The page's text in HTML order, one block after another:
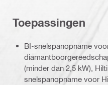
Toepassingen
BI-snelspanopname
(minder dan 2,5 kW),
snelspanopname voor